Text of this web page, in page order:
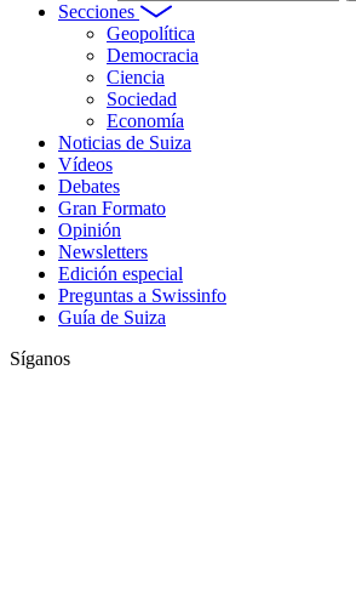
Secciones
Geopolítica
Democracia
Ciencia
Sociedad
Economía
Noticias de Suiza
Vídeos
Debates
Gran Formato
Opinión
Newsletters
Edición especial
Preguntas a Swissinfo
Guía de Suiza
Síganos